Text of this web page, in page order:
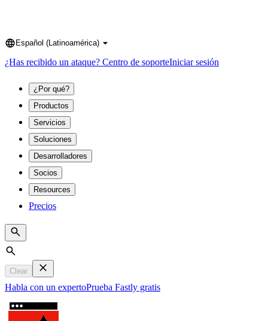
Language
Español (Latinoamérica)
¿Has recibido un ataque? Centro de soporteIniciar sesión
¿Por qué?
Productos
Servicios
Soluciones
Desarrolladores
Socios
Resources
Precios
Search
Clear
Habla con un expertoPrueba Fastly gratis